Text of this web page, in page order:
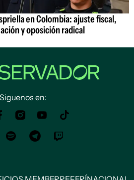
en Colombia: ajuste fiscal,
y oposición radical
Siguenos en: